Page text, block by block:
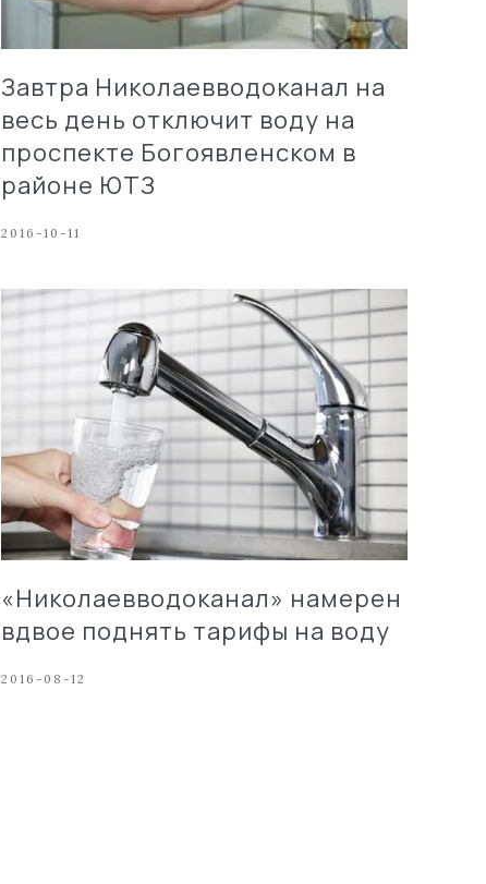
Завтра Николаевводоканал на
весь день отключит воду на
проспекте Богоявленском в
районе ЮТЗ
2016-10-11
«Николаевводоканал» намерен
вдвое поднять тарифы на воду
2016-08-12